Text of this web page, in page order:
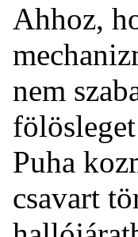
Ahhoz,
nem
Puha
csavart